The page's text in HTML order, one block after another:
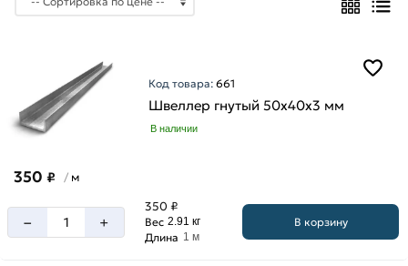
Высота
40
мм
мм
70
Код товара:661
Швеллер гнутый 50х40х3 мм
В наличии
350 ₽ / м
– +
350 ₽
Вес 2.91 кг
Длина 1 м
В корзину